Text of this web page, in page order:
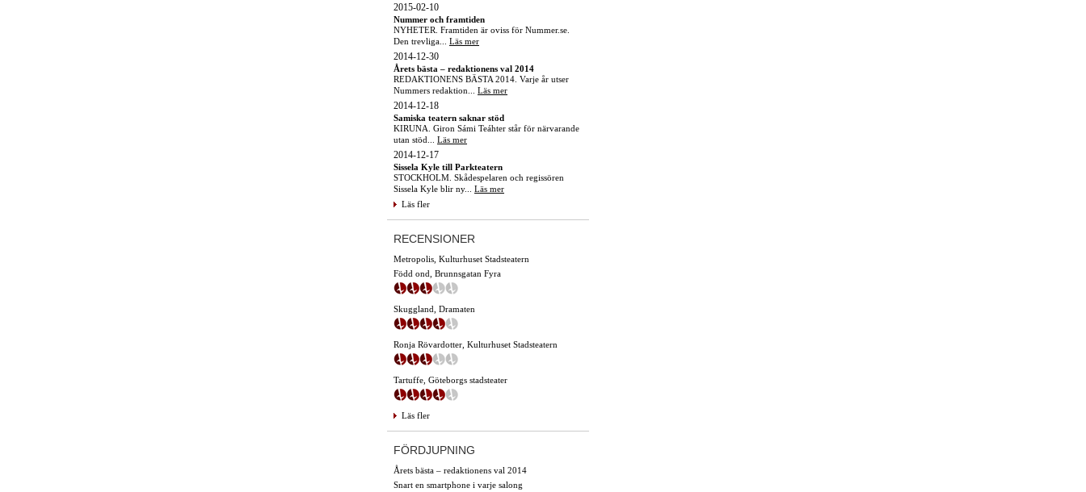
2015-02-10
Nummer och framtiden
NYHETER. Framtiden är oviss för Nummer.se.
Den trevliga... Läs mer
2014-12-30
Årets bästa – redaktionens val 2014
REDAKTIONENS BÄSTA 2014. Varje år utser
Nummers redaktion... Läs mer
2014-12-18
Samiska teatern saknar stöd
KIRUNA. Giron Sámi Teáhter står för närvarande
utan stöd... Läs mer
2014-12-17
Sissela Kyle till Parkteatern
STOCKHOLM. Skådespelaren och regissören
Sissela Kyle blir ny... Läs mer
Läs fler
RECENSIONER
Metropolis, Kulturhuset Stadsteatern
Född ond, Brunnsgatan Fyra
Skuggland, Dramaten
Ronja Rövardotter, Kulturhuset Stadsteatern
Tartuffe, Göteborgs stadsteater
Läs fler
FÖRDJUPNING
Årets bästa – redaktionens val 2014
Snart en smartphone i varje salong